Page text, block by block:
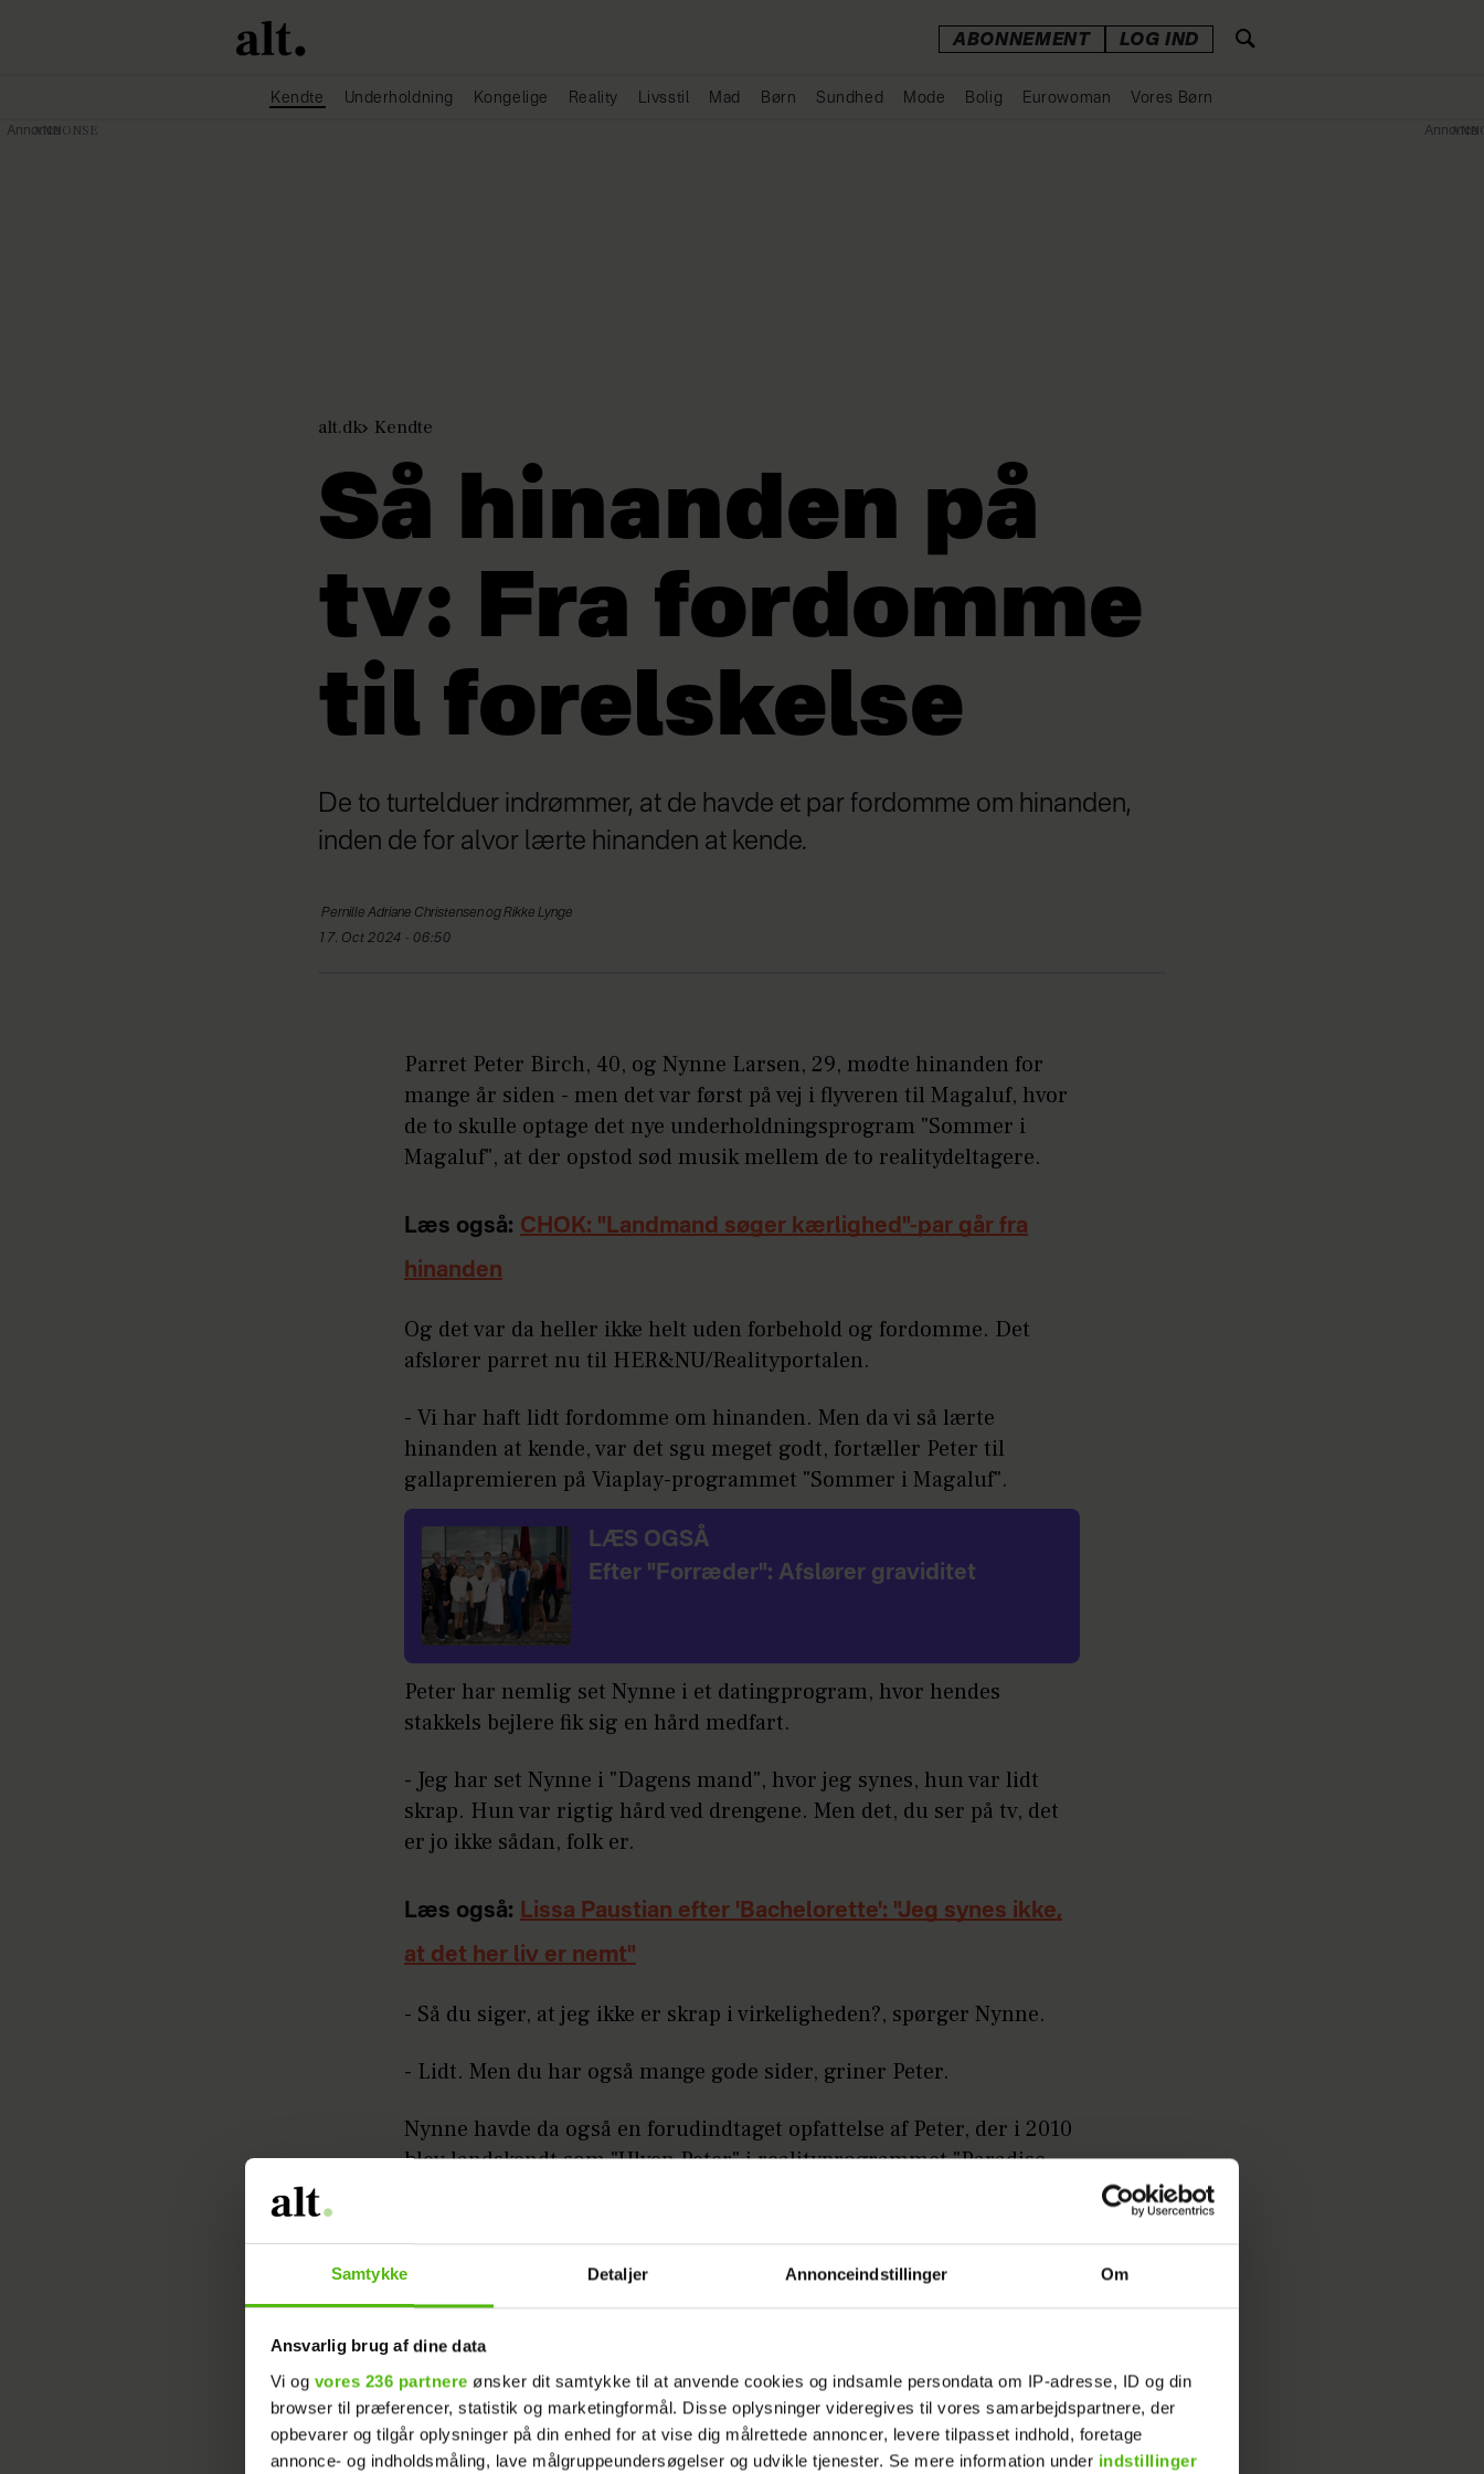
Samtykke Detaljer Annonceindstillinger Om
Ansvarlig brug af dine data
Vi og vores 236 partnere ønsker dit samtykke til at anvende cookies og indsamle persondata om IP-adresse, ID og din
browser til præferencer, statistik og marketingformål. Disse oplysninger videregives til vores samarbejdspartnere, der
opbevarer og tilgår oplysninger på din enhed for at vise dig målrettede annoncer, levere tilpasset indhold, foretage
annonce- og indholdsmåling, lave målgruppeundersøgelser og udvikle tjenester. Se mere information under indstillinger
ABONNEMENT LOG IND
Kendte Underholdning Kongelige Reality Livsstil Mad Børn Sundhed Mode Bolig Eurowoman Vores Børn
alt.dk Kendte
Så hinanden på
tv: Fra fordomme
til forelskelse
De to turtelduer indrømmer, at de havde et par fordomme om hinanden,
inden de for alvor lærte hinanden at kende.
Pernille Adriane Christensen og Rikke Lynge
17. Oct 2024 - 06:50
Parret Peter Birch, 40, og Nynne Larsen, 29, mødte hinanden for
mange år siden - men det var først på vej i flyveren til Magaluf, hvor
de to skulle optage det nye underholdningsprogram "Sommer i
Magaluf", at der opstod sød musik mellem de to realitydeltagere.
Læs også: CHOK: "Landmand søger kærlighed"-par går fra
hinanden
Og det var da heller ikke helt uden forbehold og fordomme. Det
afslører parret nu til HER&NU/Realityportalen.
- Vi har haft lidt fordomme om hinanden. Men da vi så lærte
hinanden at kende, var det sgu meget godt, fortæller Peter til
gallapremieren på Viaplay-programmet "Sommer i Magaluf".
LÆS OGSÅ
Efter "Forræder": Afslører graviditet
Peter har nemlig set Nynne i et datingprogram, hvor hendes
stakkels bejlere fik sig en hård medfart.
- Jeg har set Nynne i "Dagens mand", hvor jeg synes, hun var lidt
skrap. Hun var rigtig hård ved drengene. Men det, du ser på tv, det
er jo ikke sådan, folk er.
Læs også: Lissa Paustian efter 'Bachelorette': "Jeg synes ikke,
at det her liv er nemt"
- Så du siger, at jeg ikke er skrap i virkeligheden?, spørger Nynne.
- Lidt. Men du har også mange gode sider, griner Peter.
Nynne havde da også en forudindtaget opfattelse af Peter, der i 2010
blev landskendt som "Ulven Peter" i realityprogrammet "Paradise
Annonce Annonce